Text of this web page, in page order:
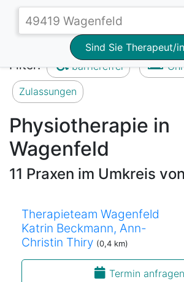
Sind Sie Therapeut/
Filter: barrierefrei
Zulassungen
Physiotherapie in
Wagenfeld
11 Praxen im Umkreis
Therapieteam Wagenfeld
Katrin Beckmann, Ann-
Christin Thiry (0,4 km)
Termin anfragen